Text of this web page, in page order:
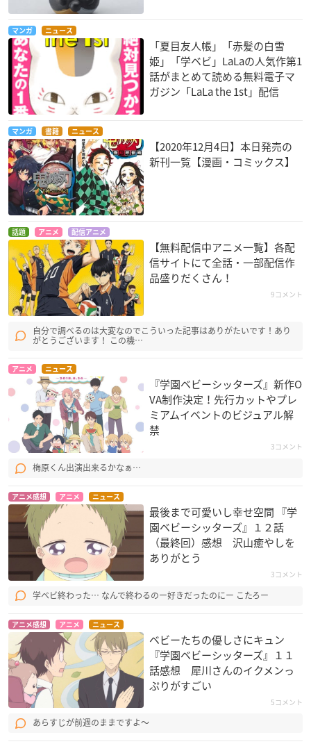
マンガ ニュース
「夏目友人帳」「赤髪の白雪
姫」「学ベビ」LaLaの人気作第1
話がまとめて読める無料電子マ
ガジン「LaLa the 1st」配信
マンガ 書籍 ニュース
【2020年12月4日】本日発売の
新刊一覧【漫画・コミックス】
話題 アニメ 配信アニメ
【無料配信中アニメ一覧】各配
信サイトにて全話・一部配信作
品盛りだくさん！
9コメント
自分で調べるのは大変なのでこういった記事はありがたいです！あり
がとうございます！ この機…
アニメ ニュース
『学園ベビーシッターズ』新作O
VA制作決定！先行カットやプレ
ミアムイベントのビジュアル解
禁
3コメント
梅原くん出演出来るかなぁ…
アニメ感想 アニメ ニュース
最後まで可愛いし幸せ空間 『学
園ベビーシッターズ』１２話
（最終回）感想 沢山癒やしを
ありがとう
3コメント
学ベビ終わった… なんで終わるのー好きだったのにー こたろー
アニメ感想 アニメ ニュース
ベビーたちの優しさにキュン
『学園ベビーシッターズ』１１
話感想 犀川さんのイクメンっ
ぷりがすごい
5コメント
あらすじが前週のままですよ〜